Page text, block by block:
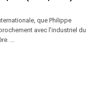
que Philippe
avec l'industriel du
...